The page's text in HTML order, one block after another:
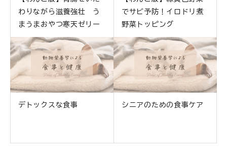
わりながら滋養強壮 う
まうまおやつ寒天ゼリー
でサビ予防！イロドリ煮
野菜トッピング
デトックスな食事 シニアのための食事ケア